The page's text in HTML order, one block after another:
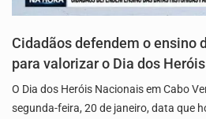
Cidadãos defendem o ensino
para valorizar o Dia dos
O Dia dos Heróis Nacionais em Cabo
segunda-feira, 20 de janeiro, data que